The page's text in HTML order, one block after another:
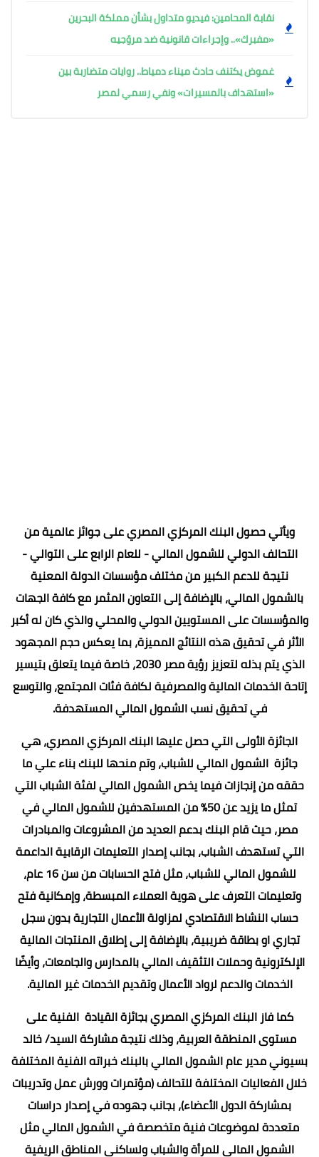
نقابة المحامين: فيديو متداول بشأن مملكة البحرين
«مفبرك».. وإجراءات قانونية ضد مروّجيه
غموض يكتنف حادث ميناء دمياط.. روايات متضاربة بين
«استهداف بالمسيرات» ونفي رسمي لمصر
ويأتي حصول البنك المركزي المصري على جوائز عالمية من
التحالف الدولي للشمول المالي - للعام الرابع على التوالي -
نتيجة للدعم الكبير من مختلف مؤسسات الدولة المعنية
بالشمول المالي، بالإضافة إلى التعاون المثمر مع كافة الجهات
والمؤسسات على المستويين الدولي والمحلي والذي كان له أكبر
الأثر في تحقيق هذه النتائج المميزة، بما يعكس حجم المجهود
الذي يتم بذله لتعزيز رؤية مصر 2030، خاصة فيما يتعلق بتيسير
إتاحة الخدمات المالية والمصرفية لكافة فئات المجتمع، والتوسع
في تحقيق نسب الشمول المالي المستهدفة.
الجائزة الأولى التي حصل عليها البنك المركزي المصري، هي
جائزة الشمول المالي للشباب، وتم منحها للبنك بناء علي ما
حققه من إنجازات فيما يخص الشمول المالي لفئة الشباب التي
تمثل ما يزيد عن 50% من المستهدفين للشمول المالي في
مصر، حيث قام البنك بدعم العديد من المشروعات والمبادرات
التي تستهدف الشباب، بجانب إصدار التعليمات الرقابية الداعمة
للشمول المالي للشباب، مثل فتح الحسابات من سن 16 عام،
وتعليمات التعرف على هوية العملاء المبسطة، وإمكانية فتح
حساب النشاط الاقتصادي لمزاولة الأعمال التجارية بدون سجل
تجاري او بطاقة ضريبية، بالإضافة إلى إطلاق المنتجات المالية
الإلكترونية وحملات التثقيف المالي بالمدارس والجامعات، وأيضًا
الخدمات والدعم لرواد الأعمال وتقديم الخدمات غير المالية.
كما فاز البنك المركزي المصري بجائزة القيادة الفنية على
مستوى المنطقة العربية، وذلك نتيجة مشاركة السيد/ خالد
بسيوني مدير عام الشمول المالي بالبنك خبراته الفنية المختلفة
خلال الفعاليات المختلفة للتحالف (مؤتمرات وورش عمل وتدريبات
بمشاركة الدول الأعضاء)، بجانب جهوده في إصدار دراسات
متعددة لموضوعات فنية متخصصة في الشمول المالي مثل
الشمول المالي للمرأة والشباب ولساكني المناطق الريفية